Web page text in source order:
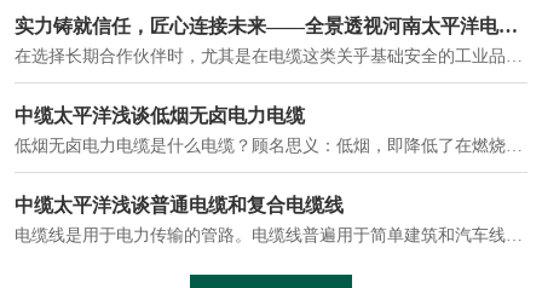
实力铸就信任，匠心连接未来——全景透视河南太平洋电缆厂
在选择长期合作伙伴时，尤其是在电缆这类关乎基础安全的工业品上，供应商的“内在实力”远比一纸报价单更重要。今天，我们邀请您“云参观”河南太平洋电缆厂，透过每一个细节，看我们如何将“可靠”二字，铸入每一米电缆。
中缆太平洋浅谈低烟无卤电力电缆
低烟无卤电力电缆是什么电缆？顾名思义：低烟，即降低了在燃烧时有害物体的产生；卤素对于人体来说是一种有毒气体，无卤就是没有毒气体的释放，通常是针对电缆遇火灾时而言的。低烟无卤电力电缆又可以称之为环保电缆，低烟无卤电缆大多数用于医院和对环境卫生要求比较严格的地方。
中缆太平洋浅谈普通电缆和复合电缆线
电缆线是用于电力传输的管路。电缆线普遍用于简单建筑和汽车线材，作为能源输送缆线，电缆线的复杂结构勿庸置疑。根据目标功能，电缆线具有以下一些特点：建筑用和车用线材要求轻质、大批量生产、价格低廉、具有相当的电学和力学性能和长时间的耐老化性能；工业用线材必须具有符合客户要求的性能；